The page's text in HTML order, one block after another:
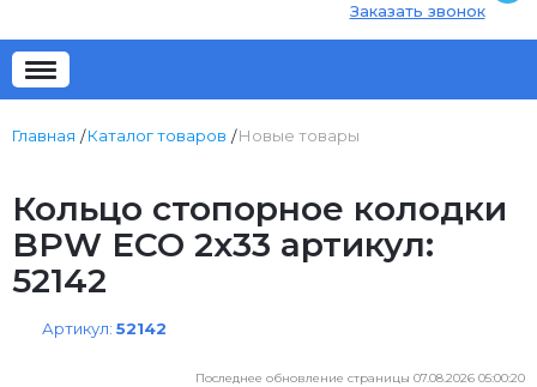
Заказать звонок
Главная Каталог товаров Новые товары
Кольцо стопорное колодки
BPW ECO 2x33 артикул:
52142
Артикул: 52142
Последнее обновление страницы 07.08.2026 05:00:20